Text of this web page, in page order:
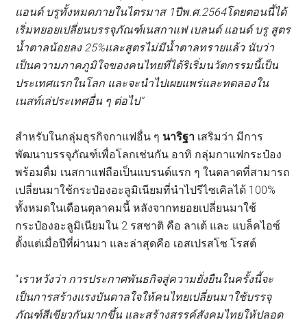
แอนด์ บรูทั้งหมดภายในไตรมาส 1ปีพ. ศ. 2564โดยตอนนี้ได้
เริ่มทยอยเปลี่ยนบรรจุภัณฑ์เนสกาแฟ เบลนด์ แอนด์ บรู สูตร
น้ำตาลน้อยลง 25%และสูตรไม่มีน้ำตาลทรายแล้ว นับว่า
เป็นความภาคภูมิใจของคนไทยที่ได้ริเริ่มนวัตกรรมนี้เป็น
ประเทศแรกในโลก และจะนำไปเผยแพร่และทดลองใน
เนสท์เล่ประเทศอื่น ๆ ต่อไป”
สำหรับในกลุ่มธุรกิจกาแฟอื่น ๆ นาริฐา เสริมว่า มีการ
พัฒนาบรรจุภัณฑ์เพื่อโลกเช่นกัน อาทิ กลุ่มกาแฟกระป๋อง
พร้อมดื่ม เนสกาแฟถือเป็นแบรนด์แรก ๆ ในตลาดที่สามารถ
เปลี่ยนมาใช้กระป๋องอะลูมิเนียมที่นำไปรีไซเคิลได้ 100%
ทั้งหมดในเดือนตุลาคมนี้ หลังจากทยอยเปลี่ยนมาใช้
กระป๋องอะลูมิเนียมใน 2 รสชาติ คือ ลาเต้ และ แบล็คไอซ์
ตั้งแต่เมื่อปีที่ผ่านมา และล่าสุดคือ เอสเปรสโซ โรสต์
“เราหวังว่า การประกาศพันธกิจสู่ความยั่งยืนในครั้งนี้จะ
เป็นการสร้างแรงบันดาลใจให้คนไทยเปลี่ยนมาใช้บรรจุ
ภัณฑ์สีเขียวกันมากขึ้น และสร้างสรรค์สังคมไทยให้ปลอด